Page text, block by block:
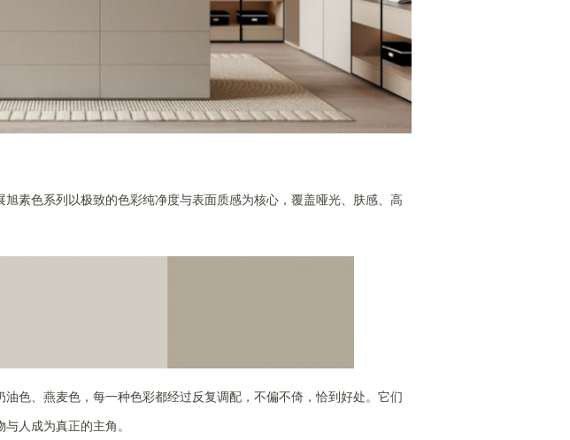
素色系列以极致的色彩纯净度与表面质感为核心，覆盖哑光、肤感、高
色、燕麦色，每一种色彩都经过反复调配，不偏不倚，恰到好处。它们
人成为真正的主角。